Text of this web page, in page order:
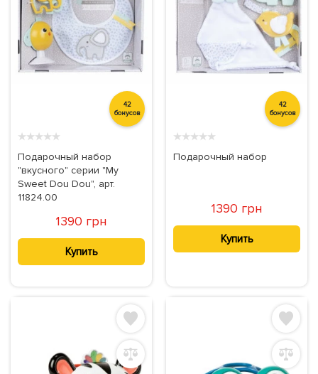
42
бонусов
★★★★★
Подарочный набор
"вкусного" серии "My
Sweet Dou Dou", арт.
11824.00
1390 грн
Купить
42
бонусов
★★★★★
Подарочный набор
1390 грн
Купить